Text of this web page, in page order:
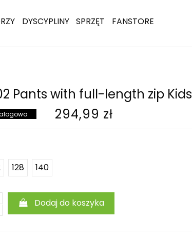
DYSCYPLINY SPRZĘT
FANSTORE
Pants with full-length zip Kids
294,99 zł
128 140
Dodaj do koszyka